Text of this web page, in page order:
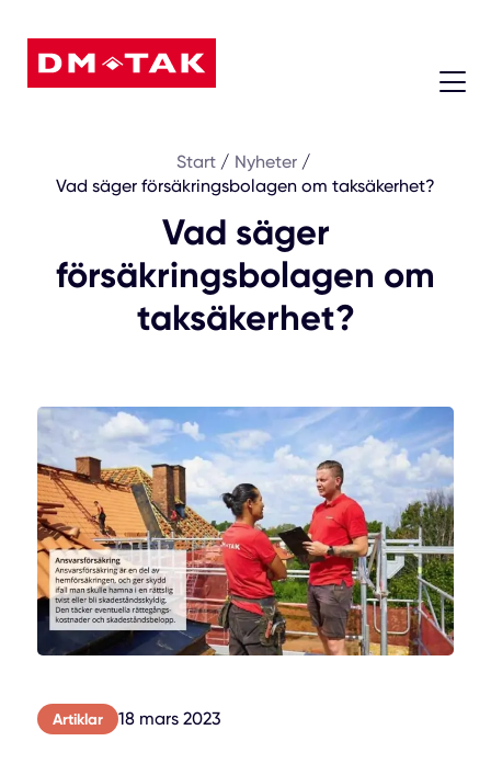
Start / Nyheter /
Vad säger försäkringsbolagen om taksäkerhet?
Vad säger
försäkringsbolagen om
taksäkerhet?
Artiklar 18 mars 2023